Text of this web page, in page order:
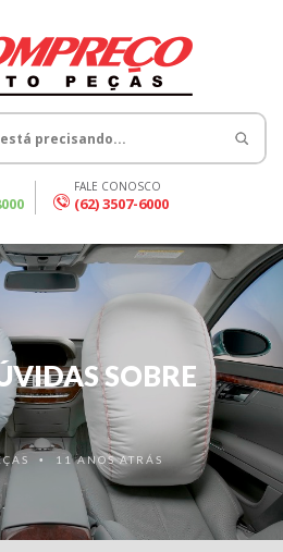
FALE CONOSCO
(62) 3507-6000
SOBRE
• 11 ANOS ATRÁS